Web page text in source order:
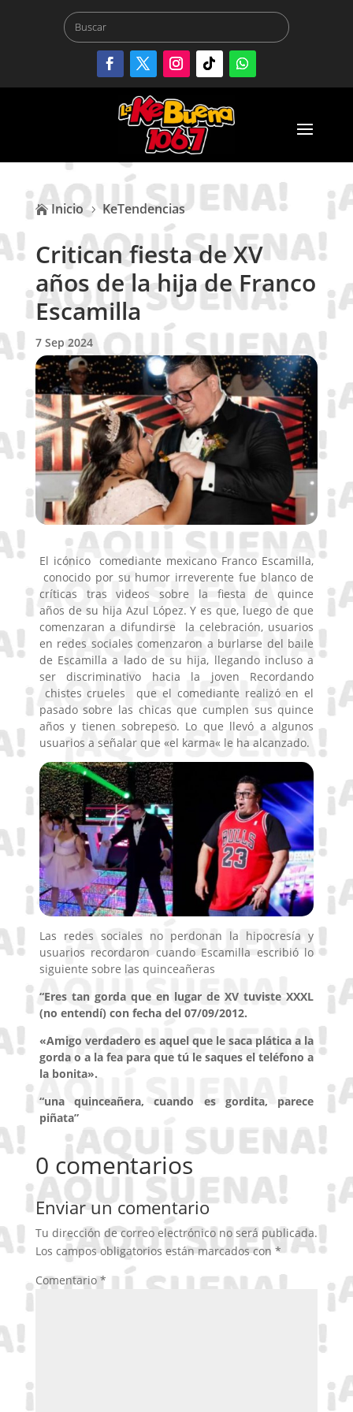
 Inicio 5 KeTendencias
Critican fiesta de XV
años de la hija de Franco
Escamilla
7 Sep 2024
El icónico comediante mexicano Franco Escamilla,
conocido por su humor irreverente fue blanco de
críticas tras videos sobre la fiesta de quince
años de su hija Azul López. Y es que, luego de que
comenzaran a difundirse la celebración, usuarios
en redes sociales comenzaron a burlarse del baile
de Escamilla a lado de su hija, llegando incluso a
ser discriminativo hacia la joven Recordando
chistes crueles que el comediante realizó en el
pasado sobre las chicas que cumplen sus quince
años y tienen sobrepeso. Lo que llevó a algunos
usuarios a señalar que «el karma« le ha alcanzado.
Las redes sociales no perdonan la hipocresía y
usuarios recordaron cuando Escamilla escribió lo
siguiente sobre las quinceañeras
“Eres tan gorda que en lugar de XV tuviste XXXL
(no entendí) con fecha del 07/09/2012.
«Amigo verdadero es aquel que le saca plática a la
gorda o a la fea para que tú le saques el teléfono a
la bonita».
“una quinceañera, cuando es gordita, parece
piñata”
0 comentarios
Enviar un comentario
Tu dirección de correo electrónico no será publicada.
Los campos obligatorios están marcados con *
Comentario*